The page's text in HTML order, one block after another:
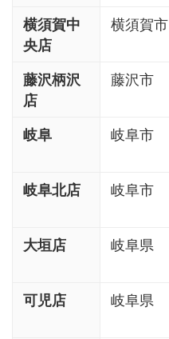
横須賀中
央店
横須賀市
藤沢柄沢
店
藤沢市
岐阜
岐阜市
岐阜北店
岐阜市
大垣店
岐阜県
可児店
岐阜県